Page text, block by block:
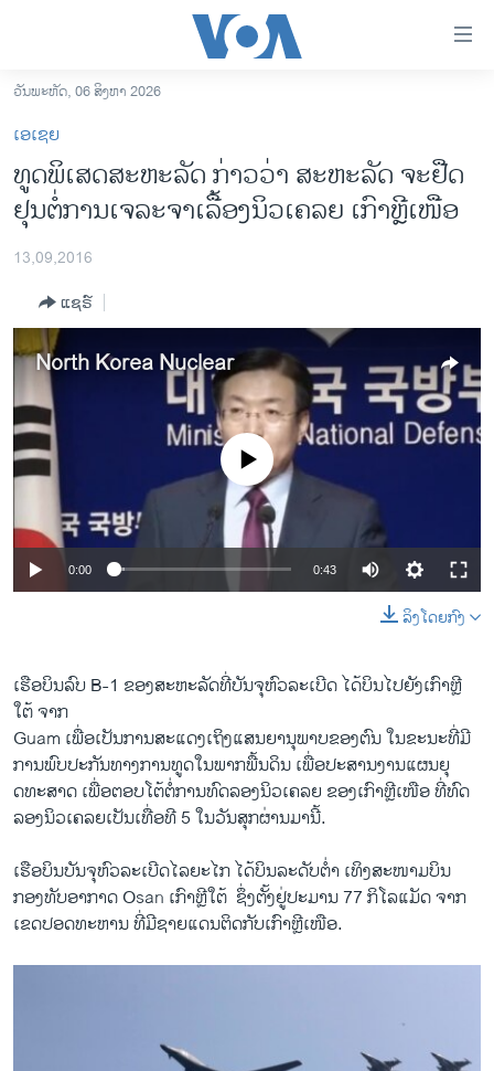
ເຂົ້າ
ຫາ
ຂ້າມ
ຂ້າມ
ຫາ
ອາເມຣິກາ
ການເລືອກຕັ້ງ ປະທານາທີບໍດີ ສະຫະລັດ 2024
ຂ່າວ​ຈີນ
ໂລກ
ເອເຊຍ
ອິດສະຫຼະພາບດ້ານການຂ່າວ
ຊີວິດຊາວລາວ
ຊຸມຊົນຊາວລາວ
ວິທະຍາສາດ-ເທັກໂນໂລຈີ
ທຸລະກິດ
ພາສາອັງກິດ
ສຽງ
ລາຍການກະຈາຍສຽງ
ລາຍງານ
ຕິດຕາມພວກເຮົາ ທີ່
ພາສາຕ່າງໆ
ວັນພະຫັດ, 06 ສິງຫາ 2026
ເອເຊຍ
ທູດ​ພິ​ເສດສະຫະລັດ ກ່າວວ່າ ສະຫະລັດ ຈະຢືດ
ຢຸນຕໍ່ການເຈລະຈາເລື້ອງນິວເຄລຍ ເກົາ​ຫຼີ​ເໜືອ
13,09,2016
ແຊຣ໌
North Korea Nuclear
No media source currently available
0:00 0:43
ລິງໂດຍກົງ
ເຮືອ​ບິນ​ລົບ B-1 ຂອງສະຫະລັດທີ່ບັນຈຸຫົວລະ​ເບີດ ​ໄດ້​ບິນ​ໄປ​ຍັງເກົາ​ຫຼີ​
ໃຕ້ ຈາກ
Guam ​ເພື່ອ​ເປັນ​ການສະ​ແດງ​ເຖິງ​ແສນຍານຸພາບຂອງຕົນ ​ໃນ​ຂະນະ​ທີ່​ມີ​
ການ​ພົບ​ປະກັນ​ທາງ​ການ​ທູດ​ໃນ​ພາກ​ພື້ນ​ດິນ ​ເພື່ອ​ປະສານ​ງານ​ແຜນ​ຍຸ​
ດທະສາດ ​ເພື່ອ​ຕອບ​ໂຕ້​ຕໍ່​ການ​ທົດ​ລອງ​ນິວ​ເຄລຍ ຂອງ​ເກົາຫຼີເໜືອ ທີ່​ທົດ​
ລອງ​ນິວເຄລຍເປັນເທື່ອທີ 5 ​ໃນ​ວັນ​ສຸກ​ຜ່ານ​ມາ​ນີ້.
ເຮືອບິນບັນຈຸ​ຫົວລະ​ເບີດ​ໄລຍະ​ໄກ ​ໄດ້ບິນ​ລະດັບ​ຕ່ຳ ເທິງສະໜາມ​ບິນ
ກອງທັບ​ອາກາດ Osan ເກົາ​ຫຼີ​ໃຕ້ ​ ຊຶ່ງ​ຕັ້ງ​ຢູ່ປະມານ 77 ກິ​ໂລ​ແມັດ ຈາກ​
ເຂດ​ປອດ​ທະຫານ ທີ່​ມີ​ຊາຍ​ແດນ​ຕິດ​ກັບເກົາ​ຫຼີເໜືອ.